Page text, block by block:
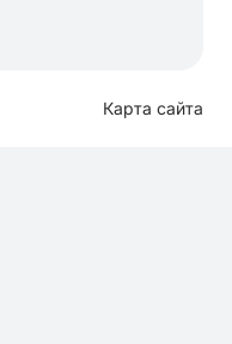
Карта сайта